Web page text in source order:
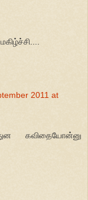
2011 at
கவிதையோன்னு